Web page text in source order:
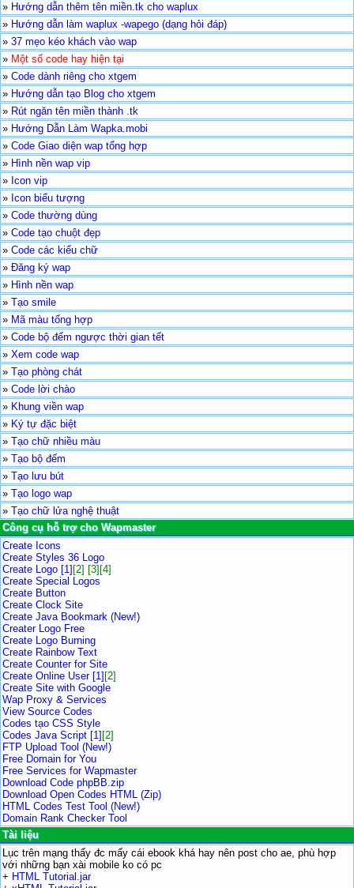
» Hướng dẫn thêm tên miền.tk cho waplux
» Hướng dẫn làm waplux -wapego (dạng hỏi đáp)
» 37 mẹo kéo khách vào wap
» Một số code hay hiện tại
» Code dành riêng cho xtgem
» Hướng dẫn tạo Blog cho xtgem
» Rút ngăn tên miền thành .tk
» Hướng Dẫn Làm Wapka.mobi
» Code Giao diện wap tổng hợp
» Hình nền wap vip
» Icon vip
» Icon biểu tượng
» Code thường dùng
» Code tạo chuột đẹp
» Code các kiểu chữ
» Đăng ký wap
» Hình nền wap
» Tạo smile
» Mã màu tổng hợp
» Code bộ đếm ngược thời gian tết
» Xem code wap
» Tạo phòng chát
» Code lời chào
» Khung viền wap
» Ký tự đặc biệt
» Tạo chữ nhiều màu
» Tạo bộ đếm
» Tạo lưu bút
» Tạo logo wap
» Tạo chữ lửa nghệ thuật
Công cụ hỗ trợ cho Wapmaster
Create Icons
Create Styles 36 Logo
Create Logo [1] [2] [3] [4]
Create Special Logos
Create Button
Create Clock Site
Create Java Bookmark (New!)
Creater Logo Free
Create Logo Burning
Create Rainbow Text
Create Counter for Site
Create Online User [1] [2]
Create Site with Google
Wap Proxy & Services
View Source Codes
Codes tạo CSS Style
Codes Java Script [1] [2]
FTP Upload Tool (New!)
Free Domain for You
Free Services for Wapmaster
Download Code phpBB.zip
Download Open Codes HTML (Zip)
HTML Codes Test Tool (New!)
Domain Rank Checker Tool
Tài liệu
Lục trên mạng thấy đc mấy cái ebook khá hay nên post cho ae, phù hợp
với những bạn xài mobile ko có pc
+ HTML Tutorial.jar